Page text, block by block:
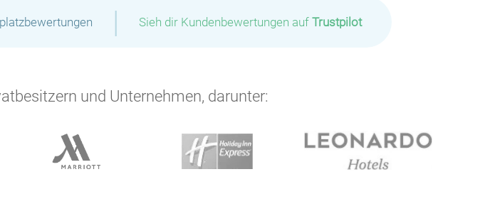
| Sieh dir Kundenbewertungen auf Trustpilot
und Unternehmen, darunter: